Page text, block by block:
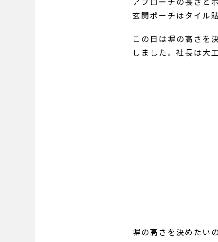
玄関ポーチはタイル
この日は塀の高さを
しました。社長は大
塀の高さを決めたい